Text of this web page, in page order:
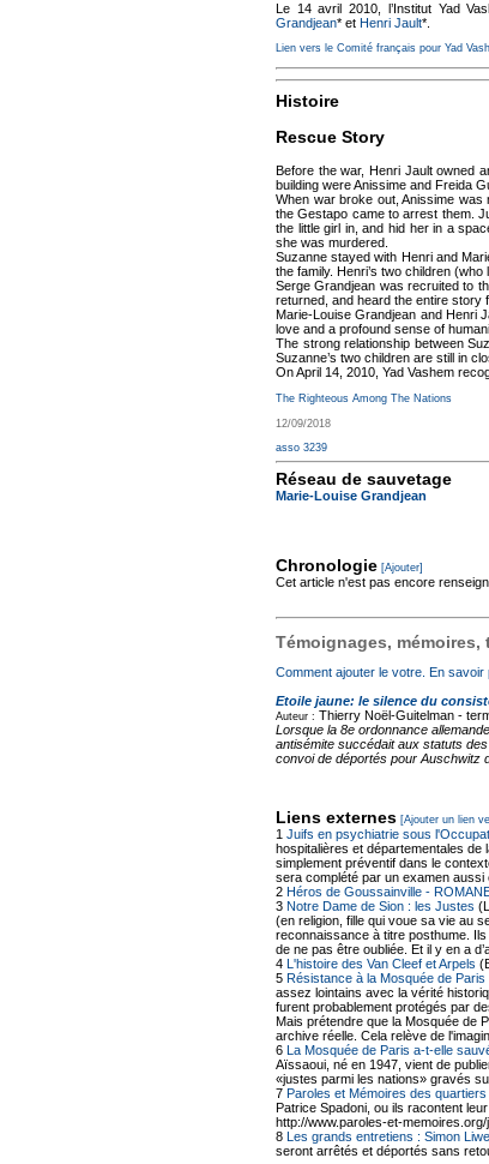
Le 14 avril 2010, l’Institut Yad
Grandjean* et Henri Jault*.
Lien vers le Comité français pour Yad
Histoire
Rescue Story
Before the war, Henri Jault owned
building were Anissime and Freida
When war broke out, Anissime
the Gestapo came to arrest them.
the little girl in, and hid her in a
she was murdered.
Suzanne stayed with Henri and
the family. Henri’s two children
Serge Grandjean was recruited to
returned, and heard the entire story
Marie-Louise Grandjean and Henri
love and a profound sense of
The strong relationship between
Suzanne’s two children are still in
On April 14, 2010, Yad Vashem
The Righteous Among The Nations
12/09/2018
asso 3239
Réseau de sauvetage
Marie-Louise Grandjean
Chronologie [Ajouter]
Cet article n'est pas encore
Témoignages,
Comment ajouter le votre. En savoir
Etoile jaune: le silence du
Auteur : Thierry Noël-Guitelman -
Lorsque la 8e ordonnance
antisémite succédait aux statuts
convoi de déportés pour Auschwitz
Liens externes [Ajouter un lien
1 Juifs en psychiatrie sous
hospitalières et départementales
simplement préventif dans le
sera complété par un examen
2 Héros de Goussainville -
3 Notre Dame de Sion : les Justes
(en religion, fille qui voue sa vie au
reconnaissance à titre posthume.
de ne pas être oubliée. Et il y en a
4 L'histoire des Van Cleef et Arpels
5 Résistance à la Mosquée de
assez lointains avec la vérité
furent probablement protégés par
Mais prétendre que la Mosquée de
archive réelle. Cela relève de
6 La Mosquée de Paris a-t-elle
Aïssaoui, né en 1947, vient de
«justes parmi les nations» gravés
7 Paroles et Mémoires des quartiers
Patrice Spadoni, ou ils racontent
http://www.paroles-et-
8 Les grands entretiens : Simon
seront arrêtés et déportés sans